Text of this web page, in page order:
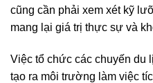
cũng cần phải xem xét kỹ
mang lại giá trị thực sự và
Việc tổ chức các chuyến du
tạo ra môi trường làm việc